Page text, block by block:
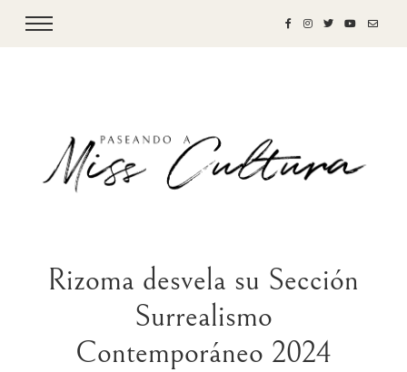
Rizoma desvela su Sección
Surrealismo
Contemporáneo 2024